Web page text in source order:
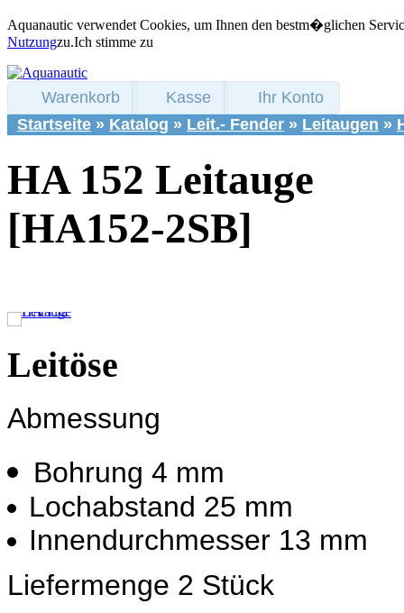
Aquanautic verwendet Cookies, um Ihnen den bestm�glichen
Nutzungzu.Ich stimme zu
Warenkorb Kasse
Ihr Konto
Startseite » Katalog » Leit.- Fender » Leitaugen »
HA 152 Leitauge
[HA152-2SB]
Leitöse
Abmessung
Bohrung 4 mm
Lochabstand 25 mm
Innendurchmesser 13 mm
Liefermenge 2 Stück